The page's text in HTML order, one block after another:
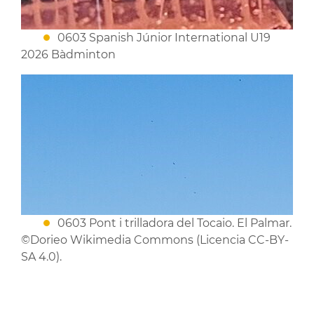
0603 Spanish Júnior International U19
2026 Bàdminton
0603 Pont i trilladora del Tocaio. El Palmar.
©Dorieo Wikimedia Commons (Licencia CC-BY-
SA 4.0).